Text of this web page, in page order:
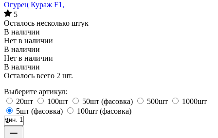
Огурец Кураж F1,
5
Осталось несколько штук
В наличии
Нет в наличии
В наличии
Нет в наличии
В наличии
Осталось всего 2 шт.
Выберите артикул:
20шт
100шт 50шт (фасовка) 500шт
1000шт
5шт (фасовка)
100шт (фасовка)
мин. 1